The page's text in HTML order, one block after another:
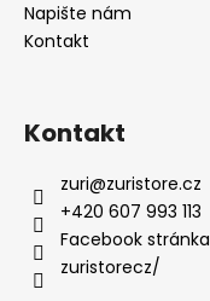
Napište nám
Kontakt
Kontakt
zuri@zuristore.cz
+420 607 993 113
Facebook stránka
zuristorecz/